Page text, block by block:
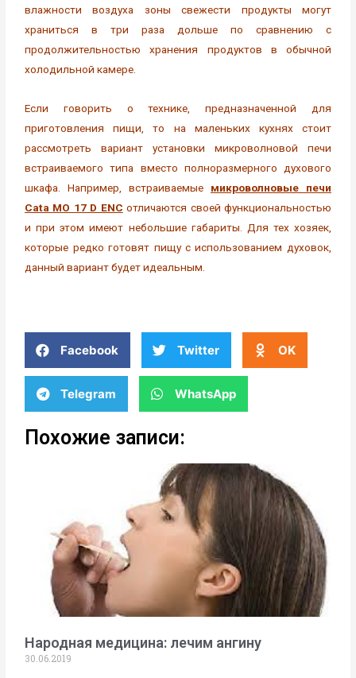
влажности воздуха зоны свежести продукты могут
храниться в три раза дольше по сравнению с
продолжительностью хранения продуктов в обычной
холодильной камере.
Если говорить о технике, предназначенной для
приготовления пищи, то на маленьких кухнях стоит
рассмотреть вариант установки микроволновой печи
встраиваемого типа вместо полноразмерного духового
шкафа. Например, встраиваемые микроволновые печи
Cata MO 17 D ENC отличаются своей функциональностью
и при этом имеют небольшие габариты. Для тех хозяек,
которые редко готовят пищу с использованием духовок,
данный вариант будет идеальным.
Facebook Twitter OK
Telegram WhatsApp
Похожие записи:
Народная медицина: лечим ангину
30.06.2019